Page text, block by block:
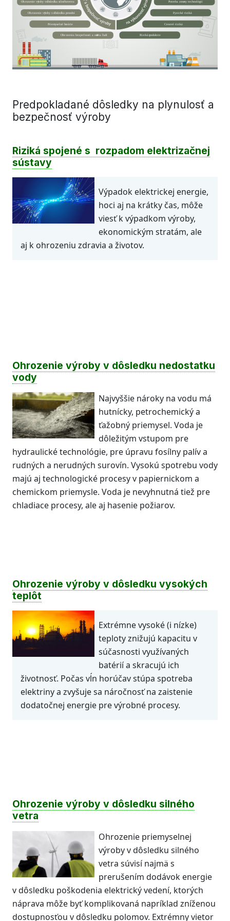
Ohrozenie výroby vdôsledku silnéhovetra
Ohrozenie výroby vdôsledku povodní
Priemyselné havárie
Ohrozenia bezpečnosti a zdr
avia ľudí Riziká p
roduktov
Cenové riziká
Fyzické riziká
Potreba zmeny technológií
Predpokladané dôsledky na plynulosť a
bezpečnosť výroby
Riziká spojené s rozpadom elektrizačnej
sústavy
Výpadok elektrickej energie,
hoci aj na krátky čas, môže
viesť k výpadkom výroby,
ekonomickým stratám, ale
aj k ohrozeniu zdravia a životov.
Ohrozenie výroby v dôsledku nedostatku
vody
Najvyššie nároky na vodu má
hutnícky, petrochemický a
ťažobný priemysel. Voda je
dôležitým vstupom pre
hydraulické technológie, pre úpravu fosílny palív a
rudných a nerudných surovín. Vysokú spotrebu vody
majú aj technologické procesy v papiernickom a
chemickom priemysle. Voda je nevyhnutná tiež pre
chladiace procesy, ale aj hasenie požiarov.
Ohrozenie výroby v dôsledku vysokých
teplôt
Extrémne vysoké (i nízke)
teploty znižujú kapacitu v
súčasnosti využívaných
batérií a skracujú ich
životnosť. Počas vĺn horúčav stúpa spotreba
elektriny a zvyšuje sa náročnosť na zaistenie
dodatočnej energie pre výrobné procesy.
Ohrozenie výroby v dôsledku silného
vetra
Ohrozenie priemyselnej
výroby v dôsledku silného
vetra súvisí najmä s
prerušením dodávok energie
v dôsledku poškodenia elektrický vedení, ktorých
náprava môže byť komplikovaná napríklad zníženou
dostupnosťou v dôsledku polomov. Extrémny vietor